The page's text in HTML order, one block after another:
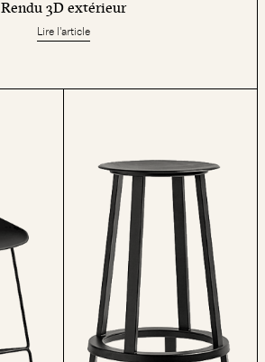
Rendu 3D extérieur
Lire l'article